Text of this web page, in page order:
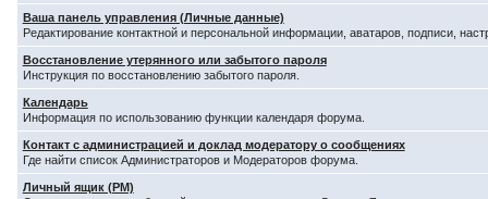
Ваша панель управления (Личные данные)
Редактирование контактной и персональной информации, аватаров, подписи,
Восстановление утерянного или забытого пароля
Инструкция по восстановлению забытого пароля.
Календарь
Информация по использованию функции календаря форума.
Контакт с администрацией и доклад модератору о сообщениях
Где найти список Администраторов и Модераторов форума.
Личный ящик (PM)